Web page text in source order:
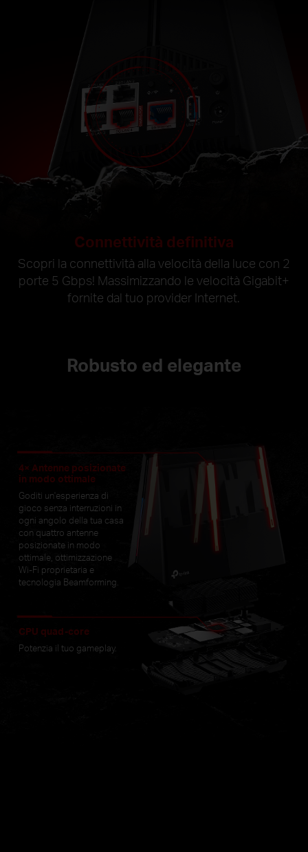
Connettività definitiva
Scopri la connettività alla velocità della luce con 2
porte 5 Gbps! Massimizzando le velocità Gigabit+
fornite dal tuo provider Internet.
Robusto ed elegante
4× Antenne posizionate
in modo ottimale
Goditi un'esperienza di
gioco senza interruzioni in
ogni angolo della tua casa
con quattro antenne
posizionate in modo
ottimale, ottimizzazione
Wi-Fi proprietaria e
tecnologia Beamforming.
CPU quad-core
Potenzia il tuo gameplay.